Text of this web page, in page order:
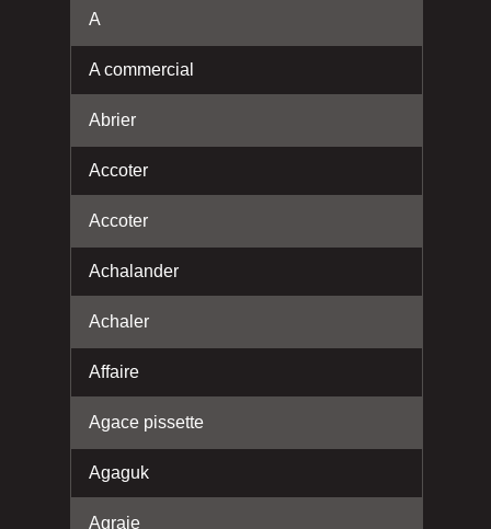
A
A commercial
Abrier
Accoter
Accoter
Achalander
Achaler
Affaire
Agace pissette
Agaguk
Agraie